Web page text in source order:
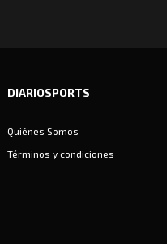
DIARIOSPORTS
Quiénes Somos
Términos y condiciones